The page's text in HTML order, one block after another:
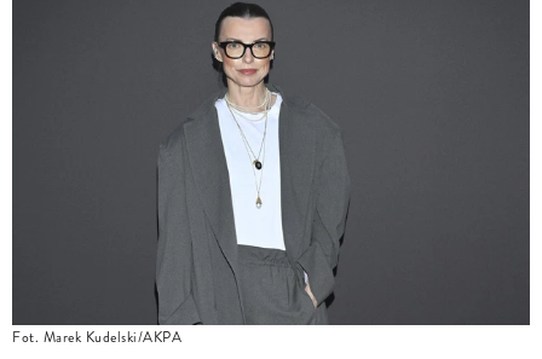
Fot. Marek Kudelski/AKPA